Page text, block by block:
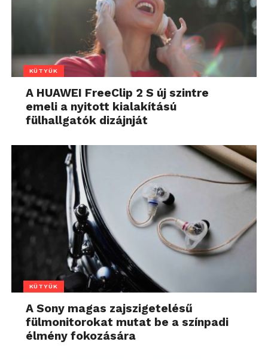
KÜTYÜK
A HUAWEI FreeClip 2 S új szintre
emeli a nyitott kialakítású
fülhallgatók dizájnját
KÜTYÜK
A Sony magas zajszigetelésű
fülmonitorokat mutat be a színpadi
élmény fokozására